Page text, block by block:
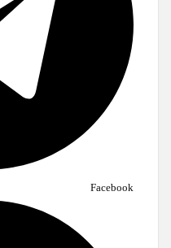
Facebook